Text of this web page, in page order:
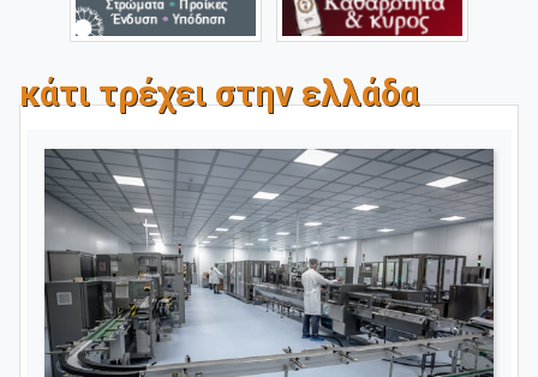
κάτι τρέχει στην ελλάδα